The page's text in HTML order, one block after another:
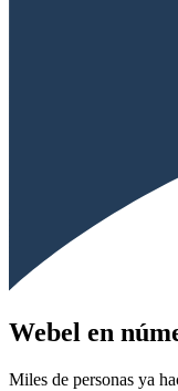
Webel en
Miles de personas ya